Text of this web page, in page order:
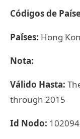
Códigos de
Países: Hong
Nota:
Válido Hasta:
through 2015
Id Nodo: